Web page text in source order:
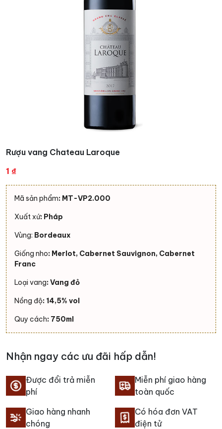
Rượu vang Chateau Laroque
1 ₫
Mã sản phẩm: MT-VP2.000
Xuất xứ: Pháp
Vùng: Bordeaux
Giống nho: Merlot, Cabernet Sauvignon, Cabernet
Franc
Loại vang: Vang đỏ
Nồng độ: 14,5% vol
Quy cách: 750ml
Nhận ngay các ưu đãi hấp dẫn!
Được đổi trả miễn
phí
Miễn phí giao hàng
toàn quốc
Giao hàng nhanh
chóng
Có hóa đơn VAT
điện tử